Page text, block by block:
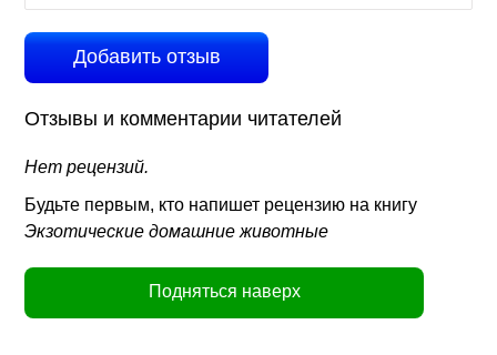
Добавить отзыв
Отзывы и комментарии читателей
Нет рецензий.
Будьте первым, кто напишет рецензию на книгу
Экзотические домашние животные
Подняться наверх